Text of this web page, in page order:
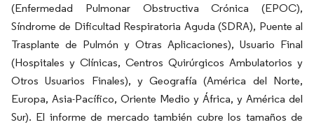
(Enfermedad Pulmonar Obstructiva Crónica (EPOC),
Síndrome de Dificultad Respiratoria Aguda (SDRA), Puente al
Trasplante de Pulmón y Otras Aplicaciones), Usuario Final
(Hospitales y Clínicas, Centros Quirúrgicos Ambulatorios y
Otros Usuarios Finales), y Geografía (América del Norte,
Europa, Asia-Pacífico, Oriente Medio y África, y América del
Sur). El informe de mercado también cubre los tamaños de